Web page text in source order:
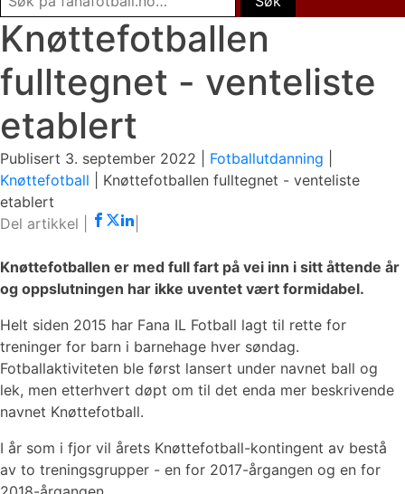
Knøttefotballen
fulltegnet - venteliste
etablert
Publisert 3. september 2022 | Fotballutdanning
Knøttefotball
Knøttefotballen fulltegnet - venteliste
etablert
Knøttefotballen er med full fart på vei inn i sitt åttende år
og oppslutningen har ikke uventet vært formidabel.
Helt siden 2015 har Fana IL Fotball lagt til rette for
treninger for barn i barnehage hver søndag.
Fotballaktiviteten ble først lansert under navnet ball og
lek, men etterhvert døpt om til det enda mer beskrivende
navnet Knøttefotball.
I år som i fjor vil årets Knøttefotball-kontingent av bestå
av to treningsgrupper - en for 2017-årgangen og en for